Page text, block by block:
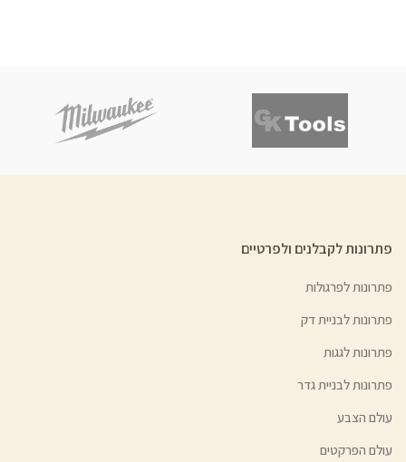
פתרונות לקבלנים ולפרטיים
פתרונות לפרגולות
פתרונות לבניית דק
פתרונות לגגות
פתרונות לבניית גדר
עולם הצבע
עולם הפרקטים